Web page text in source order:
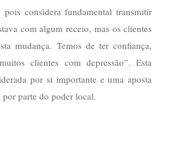
considera fundamental transmitir
com algum receio, mas os clientes
mudança. Temos de ter confiança,
clientes com depressão”. Esta
por si importante e uma aposta
por parte do poder local.